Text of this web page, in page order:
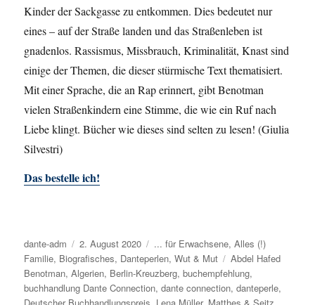
Kinder der Sackgasse zu entkommen. Dies bedeutet nur
eines – auf der Straße landen und das Straßenleben ist
gnadenlos. Rassismus, Missbrauch, Kriminalität, Knast sind
einige der Themen, die dieser stürmische Text thematisiert.
Mit einer Sprache, die an Rap erinnert, gibt Benotman
vielen Straßenkindern eine Stimme, die wie ein Ruf nach
Liebe klingt. Bücher wie dieses sind selten zu lesen! (Giulia
Silvestri)
Das bestelle ich!
Autor
dante-adm
Veröffentlicht
am
2. August 2020 Kategorien
... für Erwachsene,Alles (!)
Familie, Biografisches, Danteperlen,Wut & Mut Schlagwörter
Abdel Hafed
Benotman,Algerien, Berlin-Kreuzberg,buchempfehlung,
buchhandlung Dante Connection,dante connection,danteperle,